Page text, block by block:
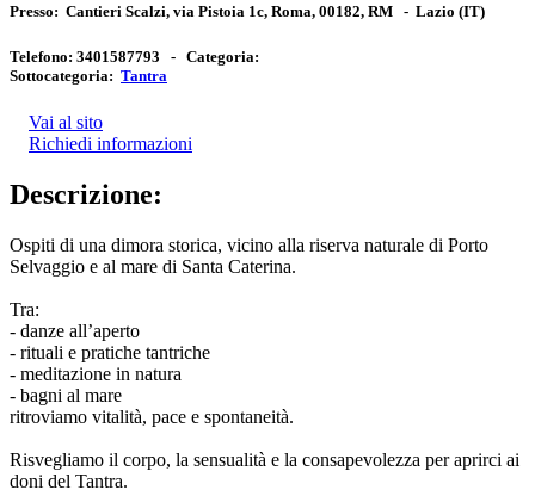
Presso: Cantieri Scalzi, via Pistoia 1c, Roma, 00182, RM - Lazio (IT)
Telefono: 3401587793 - Categoria:
Sottocategoria: Tantra
Vai al sito
Richiedi informazioni
Descrizione:
Ospiti di una dimora storica, vicino alla riserva naturale di Porto
Selvaggio e al mare di Santa Caterina.
Tra:
- danze all’aperto
- rituali e pratiche tantriche
- meditazione in natura
- bagni al mare
ritroviamo vitalità, pace e spontaneità.
Risvegliamo il corpo, la sensualità e la consapevolezza per aprirci ai
doni del Tantra.